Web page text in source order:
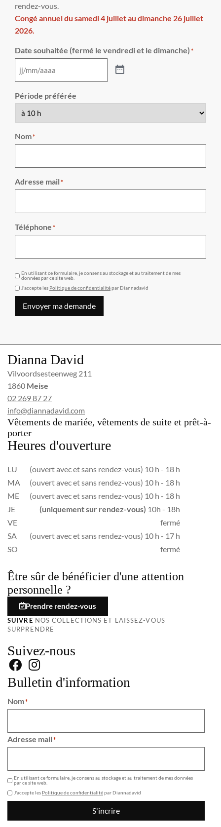
rendez-vous.
Congé annuel du samedi 4 juillet au dimanche 26 juillet
2026.
Date souhaitée (fermé le vendredi et le dimanche)*
Période préférée
Nom*
Adresse mail*
Téléphone*
En utilisant ce formulaire, je consens au stockage et au traitement de mes
données par ce site web.
J'accepte les Politique de confidentialitépar Diannadavid
Envoyer ma demande
Dianna David
Vilvoordsesteenweg 211
1860 Meise
02 269 87 27
info@diannadavid.com
Vêtements de mariée, vêtements de suite et prêt-à-
porter
Heures d'ouverture
LU
(ouvert avec et sans rendez-vous) 10 h - 18 h
MA
(ouvert avec et sans rendez-vous) 10 h - 18 h
ME
(ouvert avec et sans rendez-vous) 10 h - 18 h
JE
(uniquement sur rendez-vous) 10h - 18h
VE
fermé
SA
(ouvert avec et sans rendez-vous) 10 h - 17 h
SO
fermé
Être sûr de bénéficier d'une attention
personnelle ?
Prendre rendez-vous
SUIVRE NOS COLLECTIONS ET LAISSEZ-VOUS
SURPRENDRE
Suivez-nous
Bulletin d'information
Nom*
Adresse mail*
En utilisant ce formulaire, je consens au stockage et au traitement de mes données
par ce site web.
J'accepte les Politique de confidentialitépar Diannadavid
S'incrire